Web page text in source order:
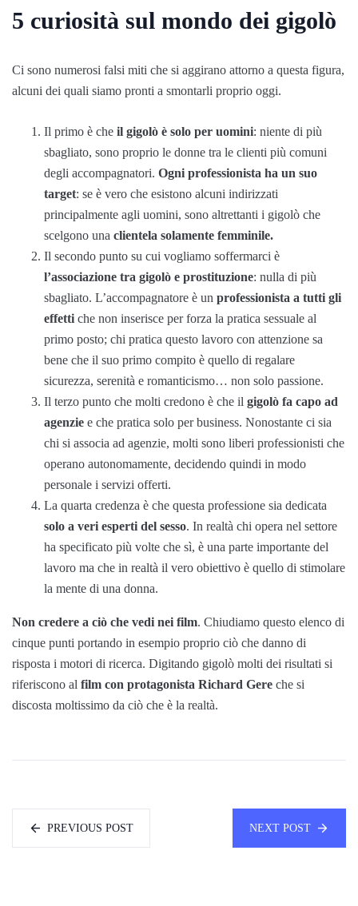
5 curiosità sul mondo dei gigolò
Ci sono numerosi falsi miti che si aggirano attorno a questa figura,
alcuni dei quali siamo pronti a smontarli proprio oggi.
Il primo è che il gigolò è solo per uomini: niente di più
sbagliato, sono proprio le donne tra le clienti più comuni
degli accompagnatori. Ogni professionista ha un suo
target: se è vero che esistono alcuni indirizzati
principalmente agli uomini, sono altrettanti i gigolò che
scelgono una clientela solamente femminile.
Il secondo punto su cui vogliamo soffermarci è
l’associazione tra gigolò e prostituzione: nulla di più
sbagliato. L’accompagnatore è un professionista a tutti gli
effetti che non inserisce per forza la pratica sessuale al
primo posto; chi pratica questo lavoro con attenzione sa
bene che il suo primo compito è quello di regalare
sicurezza, serenità e romanticismo… non solo passione.
Il terzo punto che molti credono è che il gigolò fa capo ad
agenzie e che pratica solo per business. Nonostante ci sia
chi si associa ad agenzie, molti sono liberi professionisti che
operano autonomamente, decidendo quindi in modo
personale i servizi offerti.
La quarta credenza è che questa professione sia dedicata
solo a veri esperti del sesso. In realtà chi opera nel settore
ha specificato più volte che sì, è una parte importante del
lavoro ma che in realtà il vero obiettivo è quello di stimolare
la mente di una donna.
Non credere a ciò che vedi nei film. Chiudiamo questo elenco di
cinque punti portando in esempio proprio ciò che danno di
risposta i motori di ricerca. Digitando gigolò molti dei risultati si
riferiscono al film con protagonista Richard Gere che si
discosta moltissimo da ciò che è la realtà.
PREVIOUS POST NEXT POST